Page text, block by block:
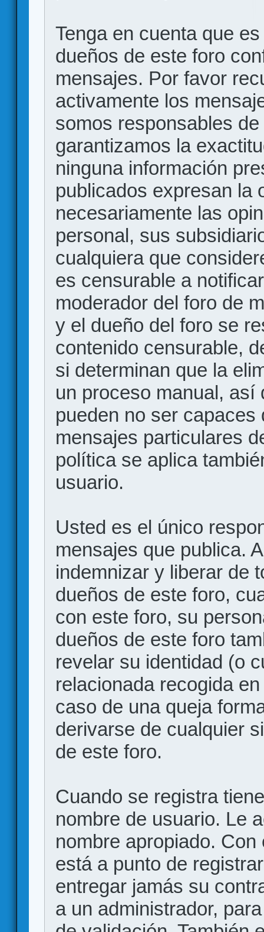
Tenga en cuenta que
dueños de este foro
mensajes. Por favor
activamente los
somos responsables
garantizamos la
ninguna información
publicados expresan la
necesariamente las
personal, sus
cualquiera que
es censurable a
moderador del foro de
y el dueño del foro se
contenido censurable,
si determinan que la
un proceso manual, así
pueden no ser
mensajes particulares
política se aplica
usuario.
Usted es el único
mensajes que publica.
indemnizar y liberar de
dueños de este foro,
con este foro, su
dueños de este foro
revelar su identidad (o
relacionada recogida
caso de una queja
derivarse de cualquier
de este foro.
Cuando se registra
nombre de usuario. Le
nombre apropiado.
está a punto de
entregar jamás su
a un administrador,